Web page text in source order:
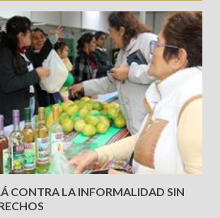
CONTRA LA INFORMALIDAD SIN